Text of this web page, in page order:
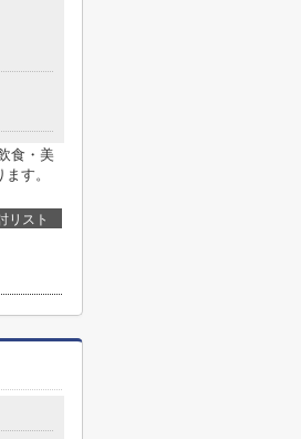
食・美
す。
リスト